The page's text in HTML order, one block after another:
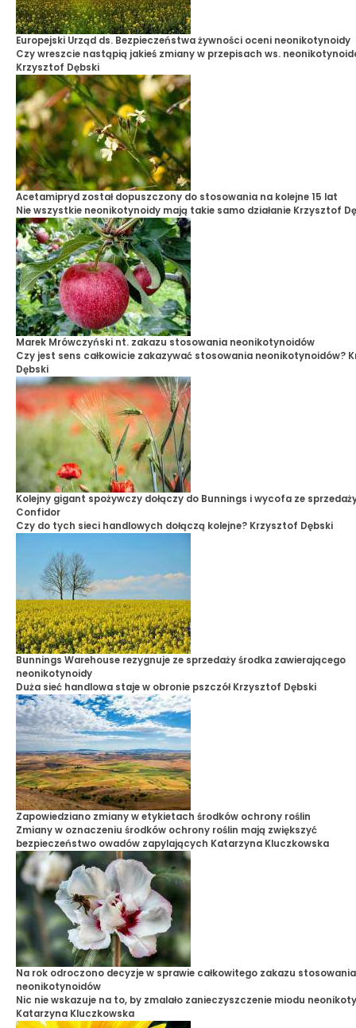
Europejski Urząd ds. Bezpieczeństwa żywności oceni neonikotynoidy
Czy wreszcie nastąpią jakieś zmiany w przepisach ws.
Krzysztof Dębski
Acetamipryd został dopuszczony do stosowania na kolejne 15 lat
Nie wszystkie neonikotynoidy mają takie samo działanie Krzysztof
Marek Mrówczyński nt. zakazu stosowania neonikotynoidów
Czy jest sens całkowicie zakazywać stosowania neonikotynoidów?
Dębski
Kolejny gigant spożywczy dołączy do Bunnings i wycofa ze
Confidor
Czy do tych sieci handlowych dołączą kolejne? Krzysztof Dębski
Bunnings Warehouse rezygnuje ze sprzedaży środka zawierającego
neonikotynoidy
Duża sieć handlowa staje w obronie pszczółKrzysztof Dębski
Zapowiedziano zmiany w etykietach środków ochrony roślin
Zmiany w oznaczeniu środków ochrony roślin mają zwiększyć
bezpieczeństwo owadów zapylających Katarzyna Kluczkowska
Na rok odroczono decyzje w sprawie całkowitego zakazu stosowania
neonikotynoidów
Nic nie wskazuje na to, by zmalało zanieczyszczenie miodu
Katarzyna Kluczkowska